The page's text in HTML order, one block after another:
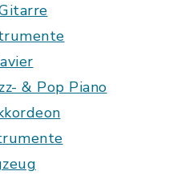
& Pop Piano